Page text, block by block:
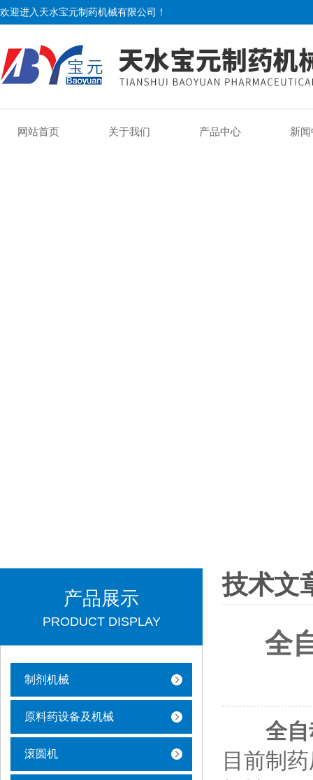
欢迎进入天水宝元制药机械有限公司！
网站首页 关于我们 产品中心 新
产品展示
PRODUCT DISPLAY
制剂机械
原料药设备及机械
滚圆机
技术文
全
全
目前制